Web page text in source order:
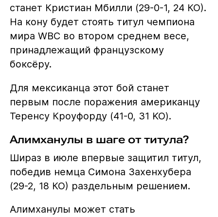
станет Кристиан Мбилли (29-0-1, 24 КО).
На кону будет стоять титул чемпиона
мира WBC во втором среднем весе,
принадлежащий французскому
боксёру.
Для мексиканца этот бой станет
первым после поражения американцу
Теренсу Кроуфорду (41-0, 31 KO).
Алимханулы в шаге от титула?
Шираз в июле впервые защитил титул,
победив немца Симона Захенхубера
(29-2, 18 КО) раздельным решением.
Алимханулы может стать